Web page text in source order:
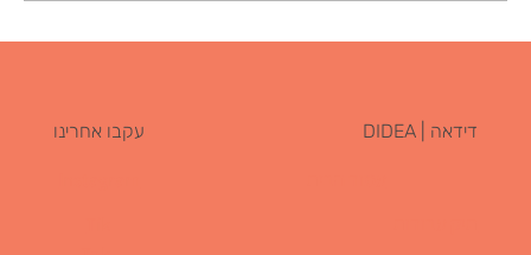
דידאה | DIDEA עקבו אחרינו